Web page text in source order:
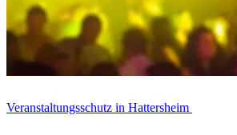
Veranstaltungsschutz in Hattersheim